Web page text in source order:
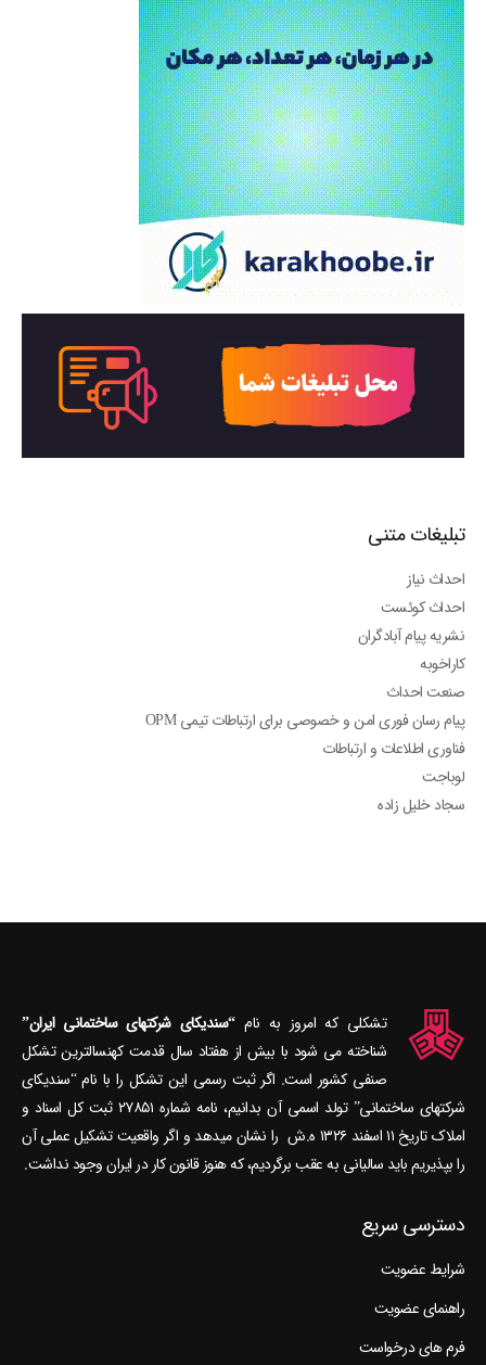
تبلیغات متنی
احداث نیاز
احداث کوئست
نشریه پیام آبادگران
کاراخوبه
صنعت احداث
پیام رسان فوری امن و خصوصی برای ارتباطات تیمی OPM
فناوری اطلاعات و ارتباطات
لوباجت
سجاد خلیل زاده
تشکلی که امروز به نام“سندیکای شرکتهای ساختمانی ایران”
شناخته می‎ شود با بیش از هفتاد سال قدمت کهنسال‎ترین تشکل
صنفی کشور است. اگر ثبت رسمی این تشکل را با نام “سندیکای
شرکتهای ساختمانی” تولد اسمی آن بدانیم، نامه شماره ۲۷۸۵۱ ثبت کل اسناد و
املاک تاریخ ۱۱ اسفند ۱۳۲۶ ه.ش را نشان می‎دهد و اگر واقعیت تشکیل عملی آن
را بپذیریم باید سالیانی به عقب برگردیم، که هنوز قانون کار در ایران وجود نداشت.
دسترسی سریع
شرایط عضویت
راهنمای عضویت
فرم های درخواست